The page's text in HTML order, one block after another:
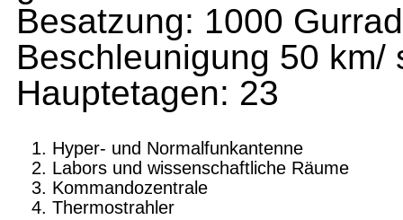
Besatzung: 1000
Beschleunigung 50 km/
Hauptetagen: 23
Hyper- und Normalfunkantenne
Labors und wissenschaftliche Räume
Kommandozentrale
Thermostrahler